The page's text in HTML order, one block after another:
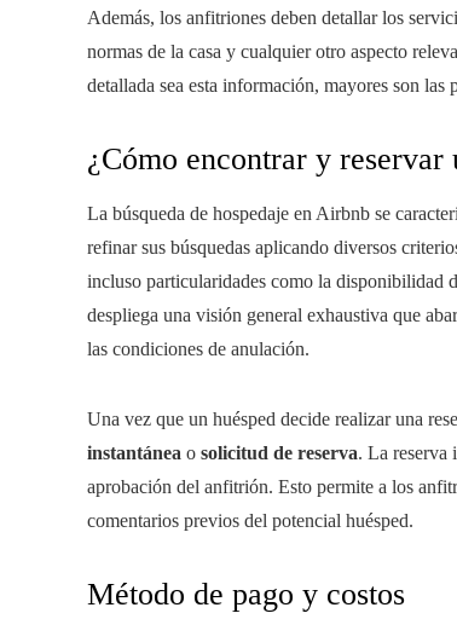
Además, los anfitriones deben detallar los
normas de la casa y cualquier otro aspecto
detallada sea esta información, mayores son
¿Cómo encontrar y reservar
La búsqueda de hospedaje en Airbnb se
refinar sus búsquedas aplicando diversos
incluso particularidades como la disponibilidad
despliega una visión general exhaustiva que
las condiciones de anulación.
Una vez que un huésped decide realizar una
instantánea o solicitud de reserva. La reserva
aprobación del anfitrión. Esto permite a los
comentarios previos del potencial huésped.
Método de pago y costos